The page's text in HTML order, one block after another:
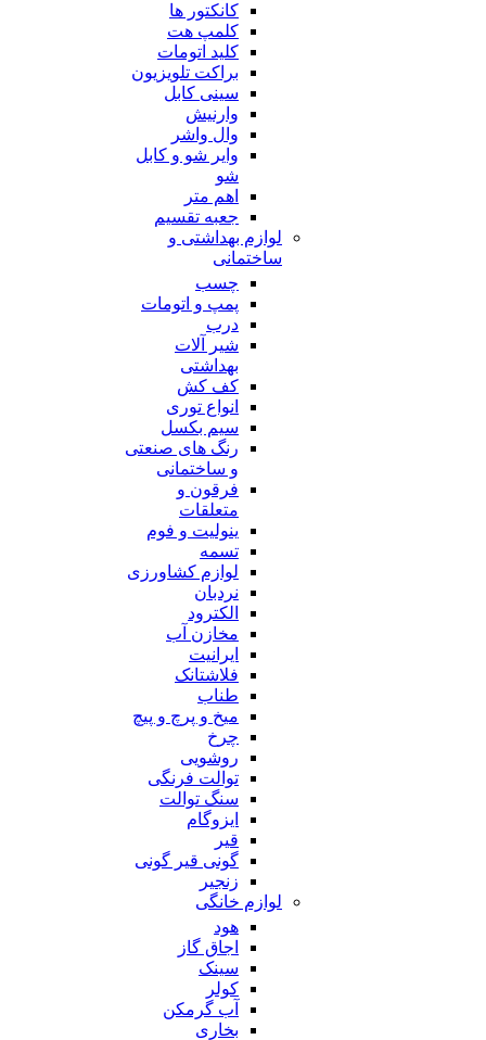
کانکتور ها
کلمپ هت
کلید اتومات
براکت تلویزیون
سینی کابل
وارنیش
وال واشر
وایر شو و کابل
شو
اهم متر
جعبه تقسیم
لوازم بهداشتی و
ساختمانی
چسب
پمپ و اتومات
درب
شیر آلات
بهداشتی
کف کش
انواع توری
سیم بکسل
رنگ های صنعتی
و ساختمانی
فرقون و
متعلقات
ینولیت و فوم
تسمه
لوازم کشاورزی
نردبان
الکترود
مخازن آب
ایرانیت
فلاشتانک
طناب
میخ و پرچ و پیچ
چرخ
روشویی
توالت فرنگی
سنگ توالت
ایزوگام
قیر
گونی قیر گونی
زنجیر
لوازم خانگی
هود
اجاق گاز
سینک
کولر
آب گرمکن
بخاری